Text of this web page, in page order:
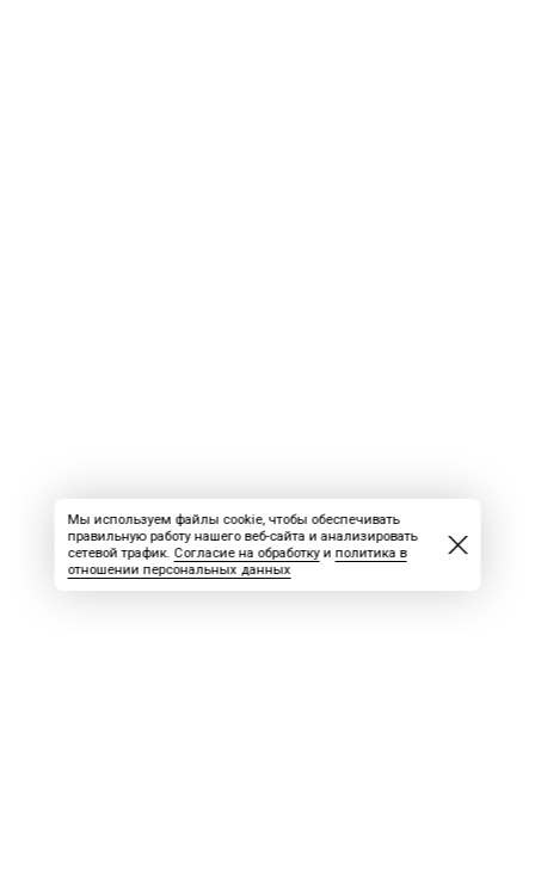
Мы используем файлы cookie, чтобы обеспечивать
правильную работу нашего веб-сайта и анализировать
сетевой трафик. Согласие на обработкуи политика в
отношении персональных данных